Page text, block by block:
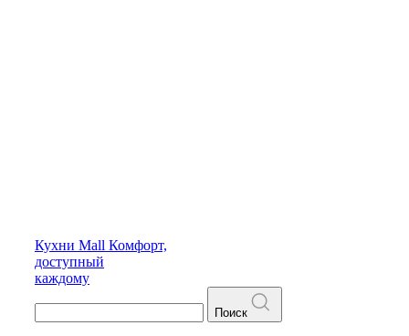
Кухни Mall Комфорт,
доступный
каждому
Поиск